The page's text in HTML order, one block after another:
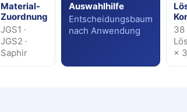
Material-
Zuordnung
JGS1 ·
JGS2 ·
Saphir
Auswahlhilfe
Entscheidungsbaum
nach Anwendung
38
×